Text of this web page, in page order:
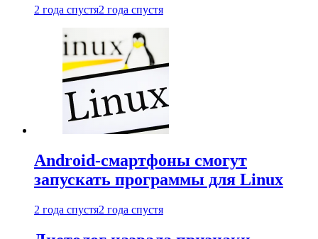
2 года спустя2 года спустя
Android-смартфоны смогут
запускать программы для Linux
2 года спустя2 года спустя